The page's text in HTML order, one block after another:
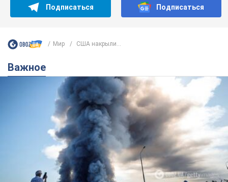
Подписаться Подписаться
Мир США накрыли...
Важное